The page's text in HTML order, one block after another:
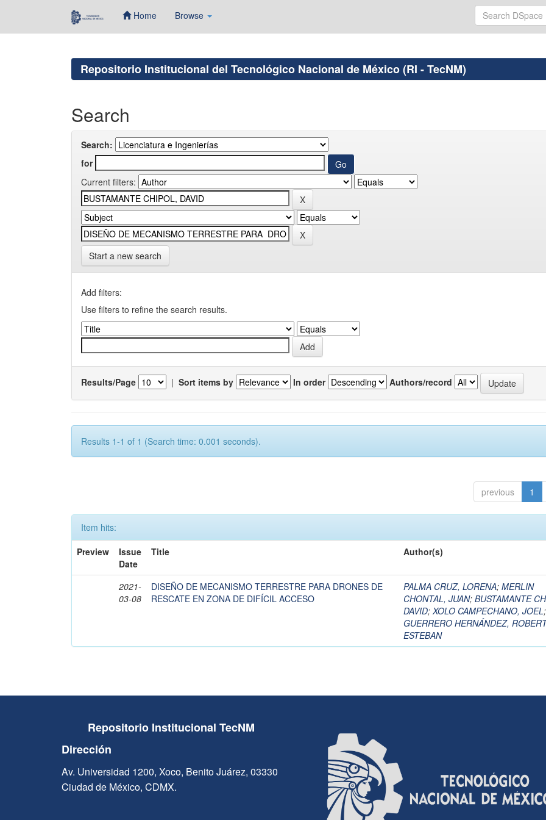
Home Browse
Repositorio Institucional del Tecnológico Nacional de México (RI - TecNM)
Search
Search:
for
Current filters:
Start a new search
Add filters:
Use filters to refine the search results.
Results/Page | Sort items by In order Authors/record
Results 1-1 of 1 (Search time: 0.001 seconds).
previous 1
Item hits:
Preview
Issue
Date
Title Author(s)
2021-
03-08
DISEÑO DE MECANISMO TERRESTRE PARA DRONES DE
RESCATE EN ZONA DE DIFÍCIL ACCESO
PALMA CRUZ, LORENA; MERLIN
CHONTAL, JUAN; BUSTAMANTE
DAVID; XOLO CAMPECHANO, JOEL;
GUERRERO HERNÁNDEZ,
ESTEBAN
Repositorio Institucional TecNM
Dirección
Av. Universidad 1200, Xoco, Benito Juárez, 03330
Ciudad de México, CDMX.